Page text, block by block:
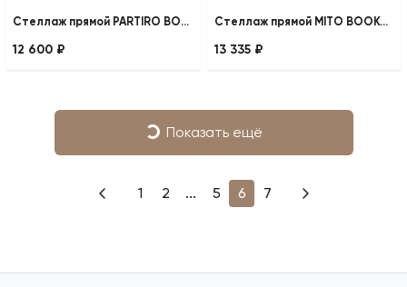
Стеллаж прямой PARTIRO BOOKCASE
12 600 ₽
Стеллаж прямой MITO BOOKCASE
13 335 ₽
Показать ещё
1 2 ... 5 6 7